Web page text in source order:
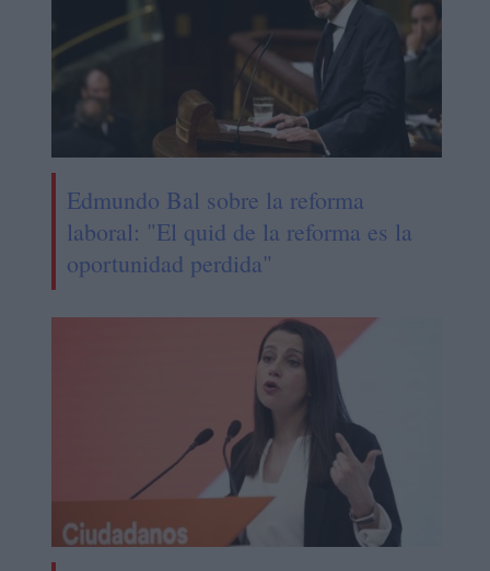
Edmundo Bal sobre la reforma
laboral: "El quid de la reforma es la
oportunidad perdida"